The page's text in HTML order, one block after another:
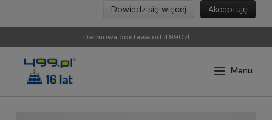
Akceptuję
Dowiedz się więcej
Darmowa dostawa od 4990zł